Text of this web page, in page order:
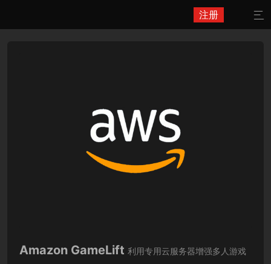
注册 
Amazon GameLift 利用专用云服务器增强多人游戏